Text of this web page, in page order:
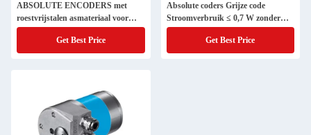
ABSOLUTE ENCODERS met
roestvrijstalen asmateriaal voor
industrieel gebruik
Get Best Price
Absolute coders Grijze code
Stroomverbruik ≤ 0,7 W zonder
belasting
Get Best Price